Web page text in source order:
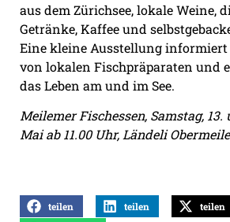
aus dem Zürichsee, lokale Weine,
Getränke, Kaffee und
Eine kleine Ausstellung informiert
von lokalen Fischpräparaten und
das Leben am und im See.
Meilemer Fischessen, Samstag, 13.
Mai ab 11.00 Uhr, Ländeli
teilen teilen teilen